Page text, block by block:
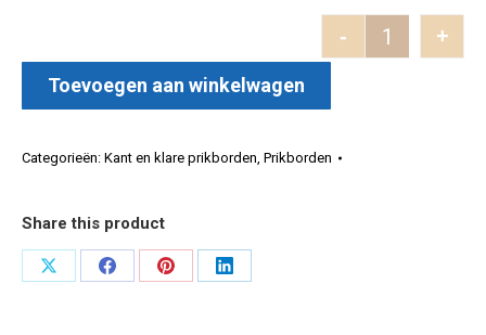
- +
Toevoegen aan winkelwagen
Categorieën: Kant en klare prikborden, Prikborden
Share this product
Deel
Deel
Deel
Deel